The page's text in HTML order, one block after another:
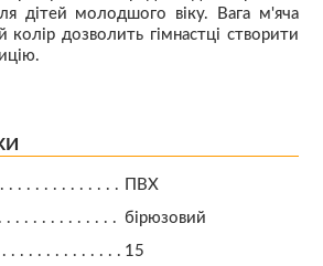
дітей молодшого віку. Вага м'яча
колір дозволить гімнастці створити
ПВХ
бірюзовий
15